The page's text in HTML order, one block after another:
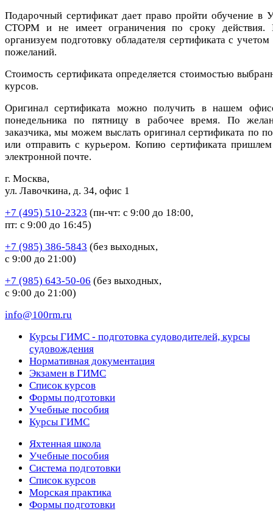
Подарочный сертификат дает право пройти обучение в
СТОРМ и не имеет ограничения по сроку
организуем подготовку обладателя сертификата с учетом
пожеланий.
Стоимость сертификата определяется стоимостью
курсов.
Оригинал сертификата можно получить в нашем
понедельника по пятницу в рабочее время. По
заказчика, мы можем выслать оригинал сертификата по
или отправить с курьером. Копию сертификата
электронной почте.
г. Москва,
ул. Лавочкина, д. 34, офис 1
+7 (495) 510-2323 (пн-чт: с 9:00 до 18:00,
пт: с 9:00 до 16:45)
+7 (985) 386-5843 (без выходных,
с 9:00 до 21:00)
+7 (985) 643-50-06 (без выходных,
с 9:00 до 21:00)
info@100rm.ru
Курсы ГИМС - подготовка судоводителей, курсы
судовождения
Нормативная документация
Экзамен в ГИМС
Список курсов
Формы подготовки
Учебные пособия
Курсы ГИМС
Яхтенная школа
Учебные пособия
Cистема подготовки
Список курсов
Морская практика
Формы подготовки